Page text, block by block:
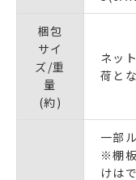
梱包
サイ
ズ/重
量
(約)
ネッ
荷と
一部
※棚
けは